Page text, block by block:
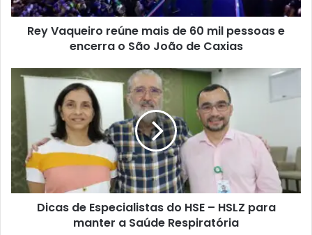
i
m
a
i
s
Rey Vaqueiro reúne mais de 60 mil pessoas e
encerra o São João de Caxias
s
d
e
E
s
Dicas de Especialistas do HSE – HSLZ para
manter a Saúde Respiratória